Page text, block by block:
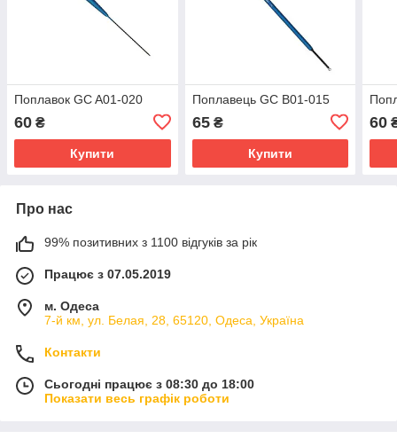
Поплавок GC A01-020
60 ₴
Купити
Поплавець GC B01-015
65₴
Купити
60
Про нас
99% позитивних з 1100 відгуків за рік
Працює з 07.05.2019
м. Одеса
7-й км, ул. Белая, 28, 65120, Одеса, Україна
Контакти
Сьогодні працює з 08:30 до 18:00
Показати весь графік роботи